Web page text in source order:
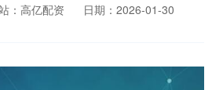
：高亿配资
日期：2026-01-30